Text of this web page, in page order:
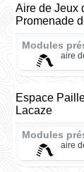
Aire de Jeux
Promenade
Modules
aire
Espace
Lacaze
Modules
aire